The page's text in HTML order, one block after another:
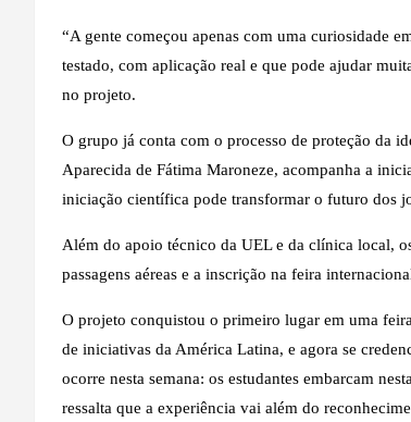
“A gente começou apenas com uma curiosidade
testado, com aplicação real e que pode ajudar
no projeto.
O grupo já conta com o processo de proteção da
Aparecida de Fátima Maroneze, acompanha a
iniciação científica pode transformar o futuro dos
Além do apoio técnico da UEL e da clínica local,
passagens aéreas e a inscrição na feira
O projeto conquistou o primeiro lugar em uma
de iniciativas da América Latina, e agora se
ocorre nesta semana: os estudantes embarcam
ressalta que a experiência vai além do